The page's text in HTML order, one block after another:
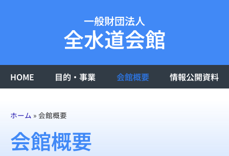
一般財団法人
全水道会館
HOME 目的・事業 会館概要 情報公開資料
ホーム » 会館概要
会館概要